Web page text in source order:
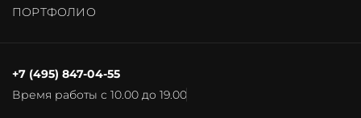
ПОРТФОЛИО
Время работы с 10.00 до 19.00
+7 (495) 847-04-55